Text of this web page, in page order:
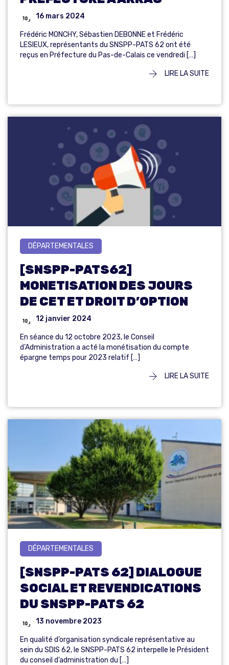
16 mars 2024
Frédéric MONCHY, Sébastien DEBONNE et Frédéric
LESIEUX, représentants du SNSPP-PATS 62 ont été
reçus en Préfecture du Pas-de-Calais ce vendredi […]
LIRE LA SUITE
DÉPARTEMENTALES
[SNSPP-PATS62]
MONETISATION DES JOURS
DE CET ET DROIT D’OPTION
12 janvier 2024
En séance du 12 octobre 2023, le Conseil
d’Administration a acté la monétisation du compte
épargne temps pour 2023 relatif […]
LIRE LA SUITE
DÉPARTEMENTALES
[SNSPP-PATS 62] DIALOGUE
SOCIAL ET REVENDICATIONS
DU SNSPP-PATS 62
13 novembre 2023
En qualité d’organisation syndicale représentative au
sein du SDIS 62, le SNSPP-PATS 62 interpelle le Président
du conseil d’administration du […]